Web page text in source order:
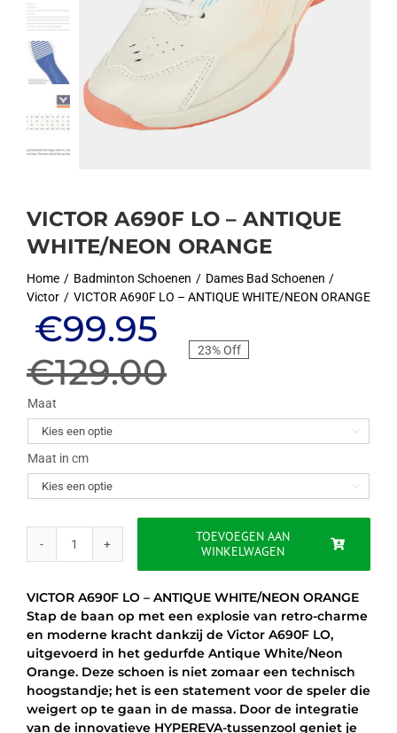
VICTOR A690F LO – ANTIQUE
WHITE/NEON ORANGE
Home Badminton Schoenen
Dames Bad Schoenen
Victor
VICTOR A690F LO – ANTIQUE WHITE/NEON ORANGE
€129.00
Oorspronkelijke
prijs
was:
€129.00.
€99.95
Huidige
prijs
is:
€99.95.
23% Off
Maat

Maat in cm

VICTOR
ANTIQUE
WHITE/NEON
aantal
TOEVOEGEN AAN
WINKELWAGEN
VICTOR A690F LO – ANTIQUE WHITE/NEON ORANGE
Stap de baan op met een explosie van retro-charme
en moderne kracht dankzij de Victor A690F LO,
uitgevoerd in het gedurfde Antique White/Neon
Orange. Deze schoen is niet zomaar een technisch
hoogstandje; het is een statement voor de speler die
weigert op te gaan in de massa. Door de integratie
van de innovatieve HYPEREVA-tussenzool geniet je